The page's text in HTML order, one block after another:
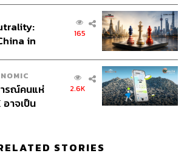
วลีวงศ์
ซาจิ แซ่อื้อ
ะสินัง
ชาคร ฉายเพชร, ธนภาคย์ อิทธิชัยพล,
าภาภัทร อารยางกูร
ย ถิระบัญชาศักดิ์, อนนต์ พูนเจ้าทรัพย์,
Engineer ขจีพรรณ วิจิตรรัตน์, ธภัทร
in
165
ารณ์คนแห่
าจเป็น
2.6K
STORIES